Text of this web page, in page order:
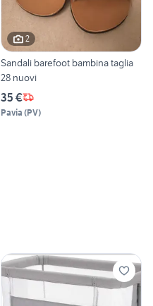
2
Sandali barefoot bambina taglia
28 nuovi
35 €
Pavia (PV)